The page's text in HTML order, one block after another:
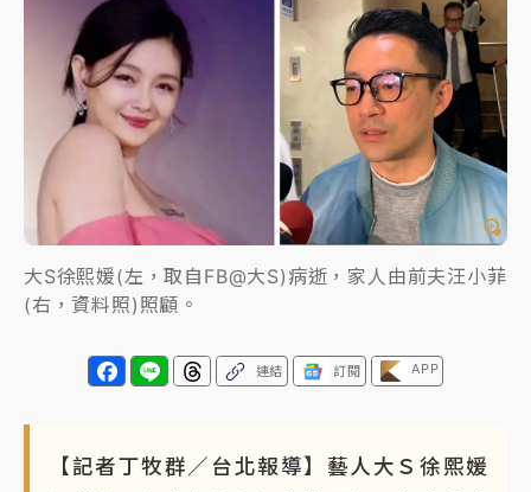
中信慈善基金會想增加董事人數！辜仲諒向法院聲請遭
駁 理由曝光
故宮《龍藏經》特展第2檔！今線上預約開賣一度塞車
周六起展出延長至晚上7時
台東農業處長涉圖利渡假村！東檢抗告成功 今重開羈
押庭
雨熱區曝
大S徐熙媛(左，取自FB@大S)病逝，家人由前夫汪小菲
(右，資料照)照顧。
連結 訂閱 APP
【記者丁牧群／台北報導】藝人大Ｓ徐熙媛